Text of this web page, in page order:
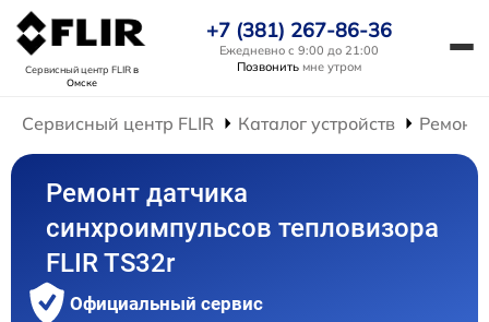
Сервисный центр FLIRв
Омске
+7 (381) 267-86-36
Ежедневно с 9:00 до 21:00
Позвонить мне утром
Сервисный центр FLIR Каталог устройств Ремонт
Ремонт датчика
синхроимпульсов тепловизора
FLIR TS32r
Официальный сервис